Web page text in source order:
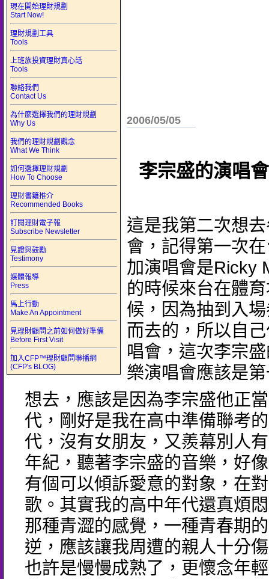
現在開始理財規劃
Start Now!
理財規劃工具
Tools
上班族投資理財真心話
Tools
聯絡我們
Contact Us
為什麼選擇我們的理財規劃
Why Us
我們的理財規劃觀念
What We Think
如何選擇理財規劃
How To Choose
理財書籍推介
Recommended Books
訂閱理財電子報
Subscribe Newsletter
見證與鼓勵
Testimony
媒體報導
Press
馬上行動
Make An Appointment
見理財顧問之前如何做好準備
Before First Visit
加入CFP™理財顧問聯播網
(CFP's BLOG)
2006/05/05
李宗盛的演唱會
這是我第二次想
會，記得第一次
加演唱會是Ricky
的時候來台在體
候，因為抽到入
而去的，所以自
唱會，這次李宗
樂演唱會應該是
想去，應該是因為李宗盛他正
代，剛好是我在高中準備聯考
代，沒有女朋友，又羨幕別人
年紀，聽著李宗盛的音樂，好
有個可以傾訴愛意的對象，在
歌。其實我的高中年代還真煩
那種青澀的感覺，一種青春期
逆，應該讓我周遭的親人十分
也許是慢慢成熟了，更懷念年